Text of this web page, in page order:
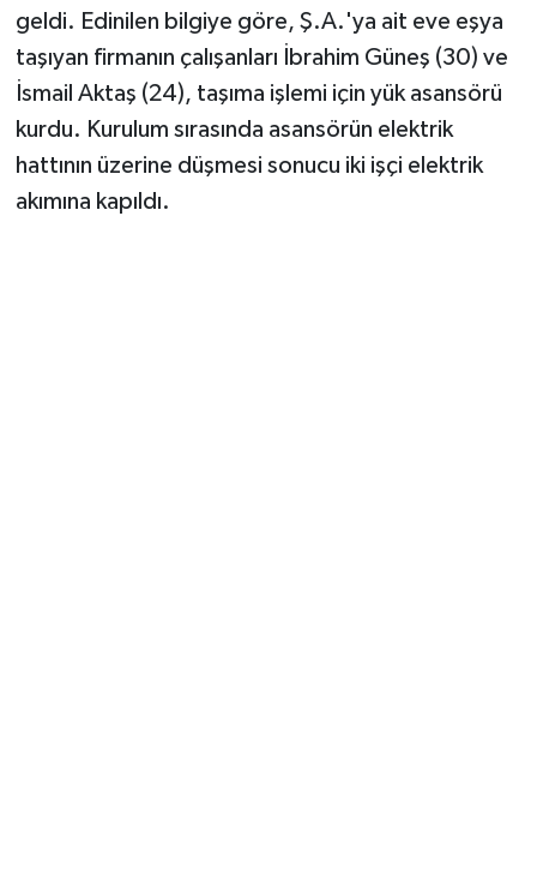
geldi. Edinilen bilgiye göre, Ş.A.'ya ait eve eşya
taşıyan firmanın çalışanları İbrahim Güneş (30) ve
İsmail Aktaş (24), taşıma işlemi için yük asansörü
kurdu. Kurulum sırasında asansörün elektrik
hattının üzerine düşmesi sonucu iki işçi elektrik
akımına kapıldı.